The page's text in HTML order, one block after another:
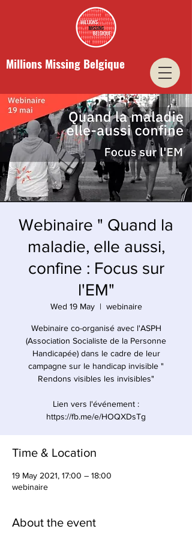
Millions Missing Belgique
Webinaire " Quand la
maladie, elle aussi,
confine : Focus sur
l'EM"
Wed 19 May
  |
webinaire
Webinaire co-organisé avec l'ASPH
(Association Socialiste de la Personne
Handicapée) dans le cadre de leur
campagne sur le handicap invisible "
Rendons visibles les invisibles"
Lien vers l'événement :
https://fb.me/e/HOQXDsTg
Time & Location
19 May 2021, 17:00 – 18:00
webinaire
About the event